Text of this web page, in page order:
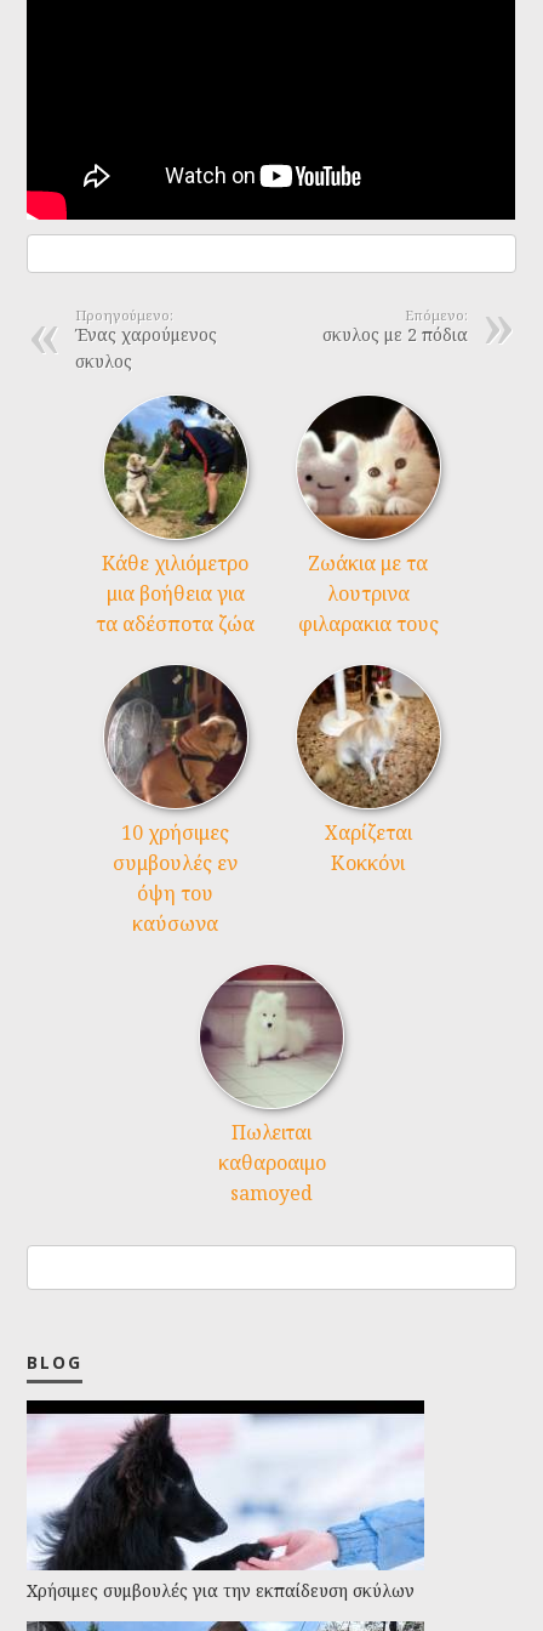
Επόμενο:
σκυλος με 2 πόδια
Προηγούμενο:
Ένας χαρούμενος
σκυλος
Kάθε χιλιόμετρο
μια βοήθεια για
τα αδέσποτα ζώα
Ζωάκια με τα
λουτρινα
φιλαρακια τους
10 χρήσιμες
συμβουλές εν
όψη του
καύσωνα
Χαρίζεται
Κοκκόνι
Πωλειται
καθαροαιμο
samoyed
BLOG
Χρήσιμες συμβουλές για την εκπαίδευση σκύλων